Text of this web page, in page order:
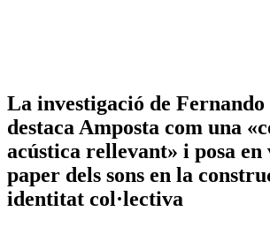
La investigació de
destaca Amposta com una
acústica rellevant» i posa en
paper dels sons en la
identitat col·lectiva